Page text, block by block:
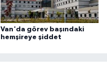
Van'da görev başındaki
hemşireye şiddet